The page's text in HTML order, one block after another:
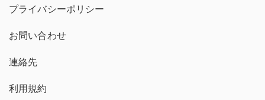
プライバシーポリシー
お問い合わせ
連絡先
利用規約